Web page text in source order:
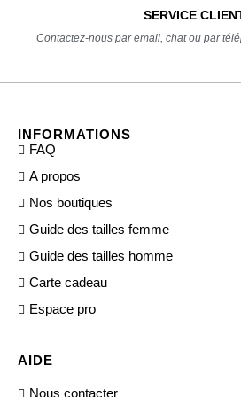
SERVICE
Contactez-nous par email, chat ou par
INFORMATIONS
FAQ
A propos
Nos boutiques
Guide des tailles femme
Guide des tailles homme
Carte cadeau
Espace pro
AIDE
Nous contacter